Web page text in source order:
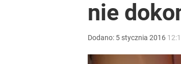
nie
Dodano: 5 stycznia 2016